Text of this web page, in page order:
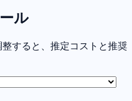
ル
すると、推定コストと推奨